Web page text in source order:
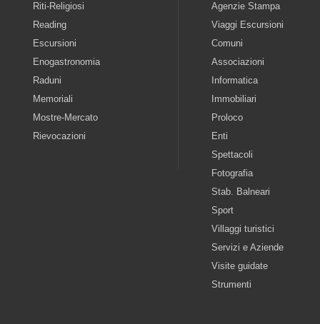
Riti-Religiosi
Reading
Escursioni
Enogastronomia
Raduni
Memoriali
Mostre-Mercato
Rievocazioni
Agenzie Stampa
Viaggi Escursioni
Comuni
Associazioni
Informatica
Immobiliari
Proloco
Enti
Spettacoli
Fotografia
Stab. Balneari
Sport
Villaggi turistici
Servizi e Aziende
Visite guidate
Strumenti